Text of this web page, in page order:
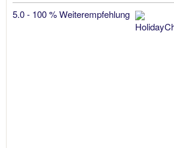
5.0 - 100 % Weiterempfehlung